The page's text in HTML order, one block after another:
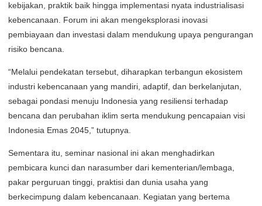
kebijakan, praktik baik hingga implementasi nyata industrialisasi
kebencanaan. Forum ini akan mengeksplorasi inovasi
pembiayaan dan investasi dalam mendukung upaya pengurangan
risiko bencana.
“Melalui pendekatan tersebut, diharapkan terbangun ekosistem
industri kebencanaan yang mandiri, adaptif, dan berkelanjutan,
sebagai pondasi menuju Indonesia yang resiliensi terhadap
bencana dan perubahan iklim serta mendukung pencapaian visi
Indonesia Emas 2045,” tutupnya.
Sementara itu, seminar nasional ini akan menghadirkan
pembicara kunci dan narasumber dari kementerian/lembaga,
pakar perguruan tinggi, praktisi dan dunia usaha yang
berkecimpung dalam kebencanaan. Kegiatan yang bertema